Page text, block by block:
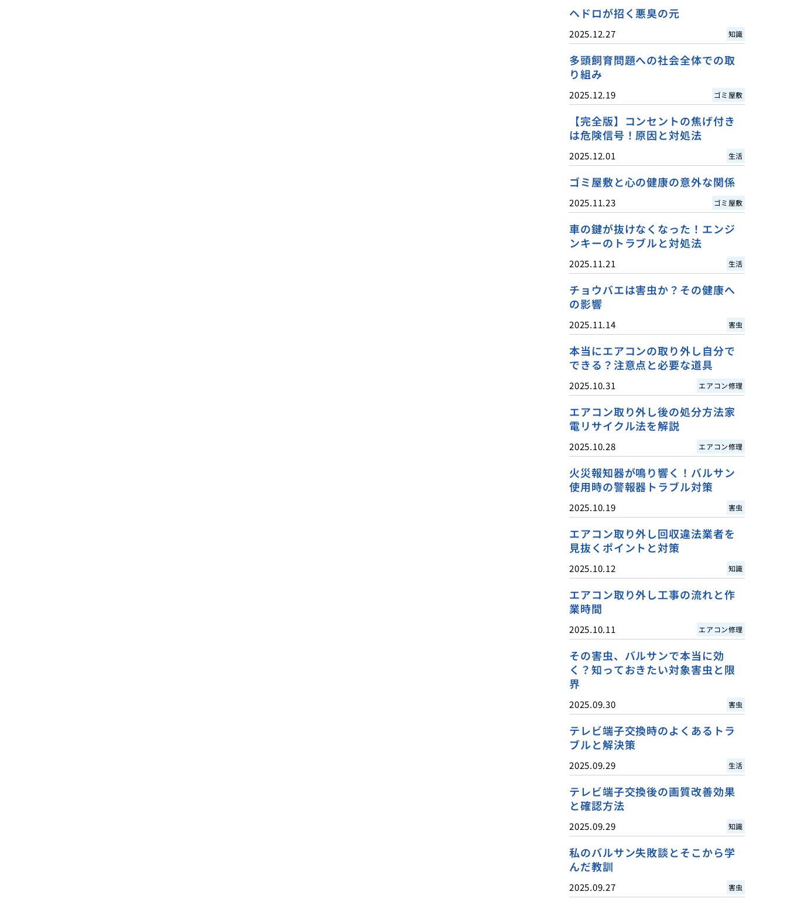
ヘドロが招く悪臭の元
2025.12.27 知識
多頭飼育問題への社会全体での取
り組み
2025.12.19 ゴミ屋敷
【完全版】コンセントの焦げ付き
は危険信号！原因と対処法
2025.12.01 生活
ゴミ屋敷と心の健康の意外な関係
2025.11.23 ゴミ屋敷
車の鍵が抜けなくなった！エンジ
ンキーのトラブルと対処法
2025.11.21 生活
チョウバエは害虫か？その健康へ
の影響
2025.11.14 害虫
本当にエアコンの取り外し自分で
できる？注意点と必要な道具
2025.10.31 エアコン修理
エアコン取り外し後の処分方法家
電リサイクル法を解説
2025.10.28 エアコン修理
火災報知器が鳴り響く！バルサン
使用時の警報器トラブル対策
2025.10.19 害虫
エアコン取り外し回収違法業者を
見抜くポイントと対策
2025.10.12 知識
エアコン取り外し工事の流れと作
業時間
2025.10.11 エアコン修理
その害虫、バルサンで本当に効
く？知っておきたい対象害虫と限
界
2025.09.30 害虫
テレビ端子交換時のよくあるトラ
ブルと解決策
2025.09.29 生活
テレビ端子交換後の画質改善効果
と確認方法
2025.09.29 知識
私のバルサン失敗談とそこから学
んだ教訓
2025.09.27 害虫